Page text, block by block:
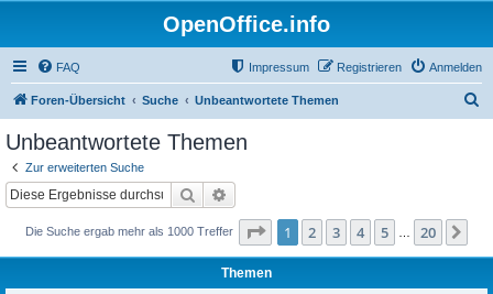
OpenOffice.info
FAQ Anmelden
Registrieren
Impressum
Foren-Übersicht Suche Unbeantwortete Themen
Unbeantwortete Themen
Zur erweiterten Suche
Suche
Die Suche ergab mehr als 1000 Treffer Seite 1von 20
1 2 3 4 5 20
Themen